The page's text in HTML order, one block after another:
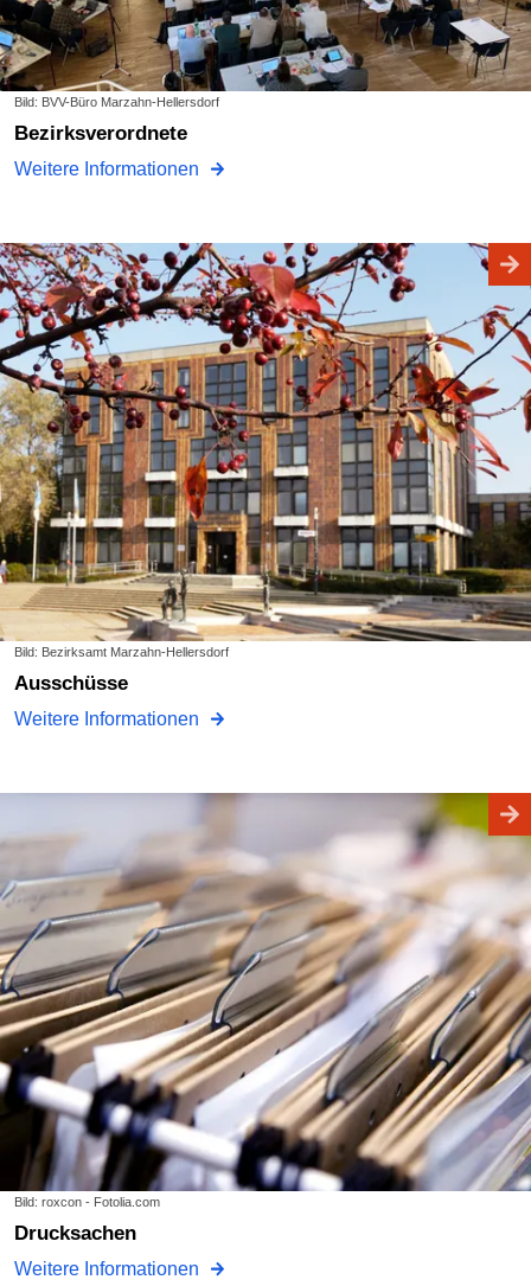
Bild: BVV-Büro Marzahn-Hellersdorf
Bezirksverordnete
Weitere Informationen
Bild: Bezirksamt Marzahn-Hellersdorf
Ausschüsse
Weitere Informationen
Bild: roxcon - Fotolia.com
Drucksachen
Weitere Informationen